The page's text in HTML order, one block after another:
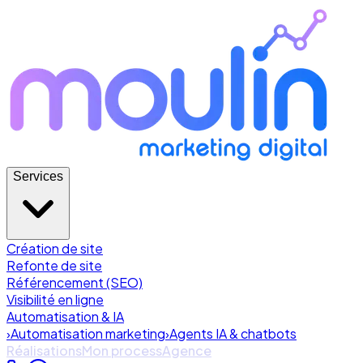
Services
Création de site
Refonte de site
Référencement (SEO)
Visibilité en ligne
Automatisation & IA
›Automatisation marketing›Agents IA & chatbots
RéalisationsMon processAgence